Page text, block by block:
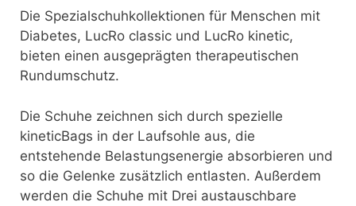
Die Spezialschuhkollektionen für Menschen mit
Diabetes, LucRo classic und LucRo kinetic,
bieten einen ausgeprägten therapeutischen
Rundumschutz.
Die Schuhe zeichnen sich durch spezielle
kineticBags in der Laufsohle aus, die
entstehende Belastungsenergie absorbieren und
so die Gelenke zusätzlich entlasten. Außerdem
werden die Schuhe mit Drei austauschbare